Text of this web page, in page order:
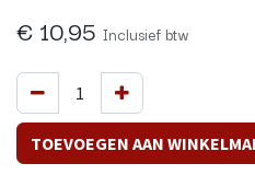
€ 10,95 Inclusief btw
TOEVOEGEN AAN